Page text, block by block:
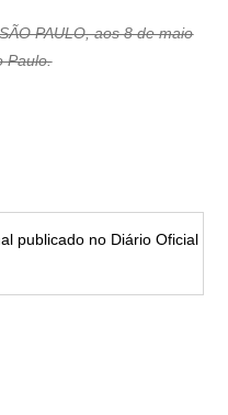
PAULO, aos 8 de maio
Paulo.
publicado no Diário Oficial